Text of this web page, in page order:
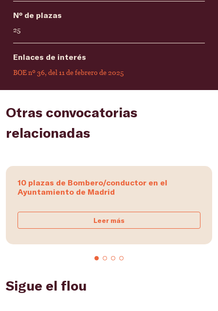
Nº de plazas
25
Enlaces de interés
BOE nº 36, del 11 de febrero de 2025
Otras convocatorias
relacionadas
10 plazas de Bombero/conductor en el
Ayuntamiento de Madrid
Leer más
Sigue el flou